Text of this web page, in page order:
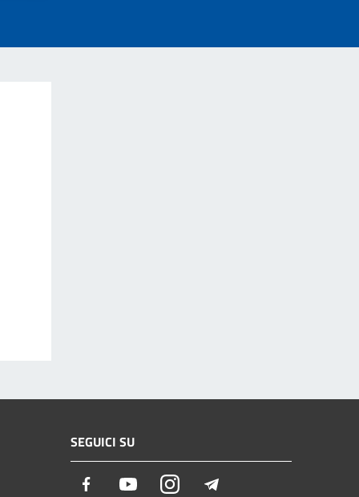
SEGUICI SU
Facebook YoutubeInstagram